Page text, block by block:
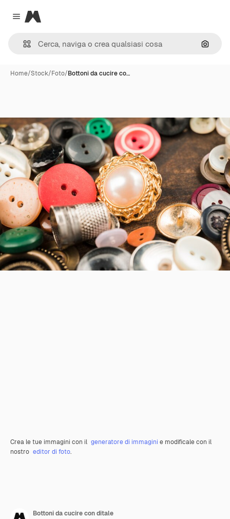
Close menu
Magnific
Cerca
Home/Stock/Foto/Bottoni da cucire co…
Crea le tue immagini con il generatore di immagini e modificale con il
nostro editor di foto.
Bottoni da cucire con ditale